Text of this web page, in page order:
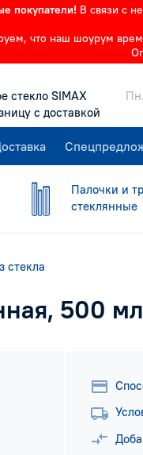
покупатели! В связи с
что наш шоурум
стекло SIMAX
с доставкой
Палочки и
стеклянные
стекла
500